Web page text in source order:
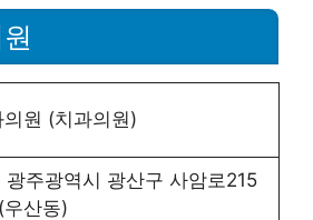
원 (치과의원)
주광역시 광산구 사암로215
우산동)